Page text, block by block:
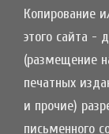
Копирование
этого сайта -
(размещение
печатных
и прочие)
письменного